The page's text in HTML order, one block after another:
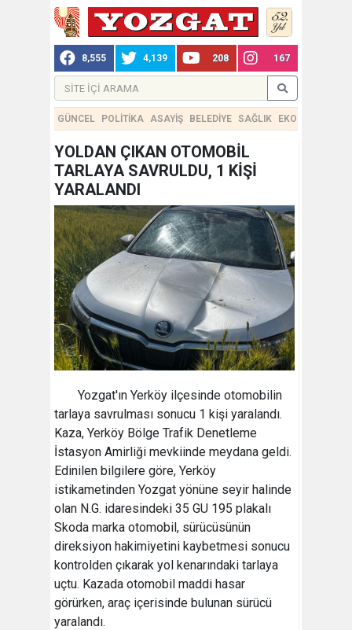
8,555 4,139 208 167
GÜNCEL POLİTİKA ASAYİŞ BELEDİYE SAĞLIK EKONOMİ
YOLDAN ÇIKAN OTOMOBİL
TARLAYA SAVRULDU, 1 KİŞİ
YARALANDI
Yozgat'ın Yerköy ilçesinde otomobilin
tarlaya savrulması sonucu 1 kişi yaralandı.
Kaza, Yerköy Bölge Trafik Denetleme
İstasyon Amirliği mevkiinde meydana geldi.
Edinilen bilgilere göre, Yerköy
istikametinden Yozgat yönüne seyir halinde
olan N.G. idaresindeki 35 GU 195 plakalı
Skoda marka otomobil, sürücüsünün
direksiyon hakimiyetini kaybetmesi sonucu
kontrolden çıkarak yol kenarındaki tarlaya
uçtu. Kazada otomobil maddi hasar
görürken, araç içerisinde bulunan sürücü
yaralandı.